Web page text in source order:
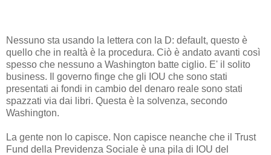
Nessuno sta usando la lettera con la D: default, questo è
quello che in realtà è la procedura. Ciò è andato avanti così
spesso che nessuno a Washington batte ciglio. E' il solito
business. Il governo finge che gli IOU che sono stati
presentati ai fondi in cambio del denaro reale sono stati
spazzati via dai libri. Questa è la solvenza, secondo
Washington.
La gente non lo capisce. Non capisce neanche che il Trust
Fund della Previdenza Sociale è una pila di IOU del